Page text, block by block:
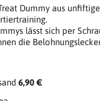
Dummy aus
lässt sich per
die
6,90 €